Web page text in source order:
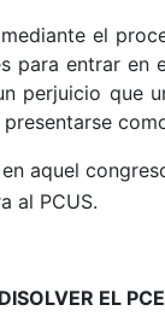
el
entrar en
perjuicio
aquel
al PCUS.
EL PCE